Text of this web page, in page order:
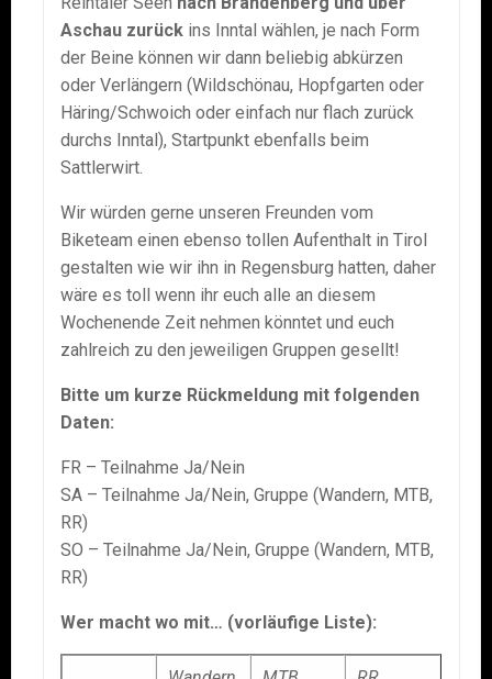
Aschau zurück ins Inntal wählen, je nach Form
der Beine können wir dann beliebig abkürzen
oder Verlängern (Wildschönau, Hopfgarten oder
Häring/Schwoich oder einfach nur flach zurück
durchs Inntal), Startpunkt ebenfalls beim
Sattlerwirt.
Wir würden gerne unseren Freunden vom
Biketeam einen ebenso tollen Aufenthalt in Tirol
gestalten wie wir ihn in Regensburg hatten, daher
wäre es toll wenn ihr euch alle an diesem
Wochenende Zeit nehmen könntet und euch
zahlreich zu den jeweiligen Gruppen gesellt!
Bitte um kurze Rückmeldung mit folgenden
Daten:
FR – Teilnahme Ja/Nein
SA – Teilnahme Ja/Nein, Gruppe (Wandern, MTB,
RR)
SO – Teilnahme Ja/Nein, Gruppe (Wandern, MTB,
RR)
Wer macht wo mit… (vorläufige Liste):